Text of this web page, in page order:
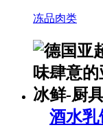
冻品肉类
酒水乳